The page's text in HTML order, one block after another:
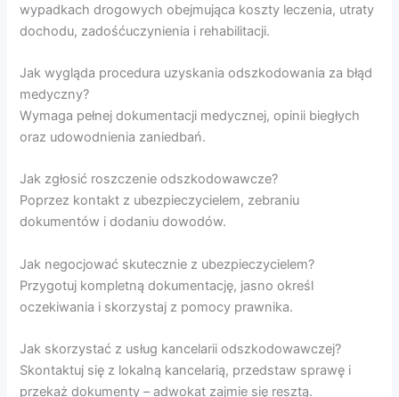
wypadkach drogowych obejmująca koszty leczenia, utraty
dochodu, zadośćuczynienia i rehabilitacji.
Jak wygląda procedura uzyskania odszkodowania za błąd
medyczny?
Wymaga pełnej dokumentacji medycznej, opinii biegłych
oraz udowodnienia zaniedbań.
Jak zgłosić roszczenie odszkodowawcze?
Poprzez kontakt z ubezpieczycielem, zebraniu
dokumentów i dodaniu dowodów.
Jak negocjować skutecznie z ubezpieczycielem?
Przygotuj kompletną dokumentację, jasno określ
oczekiwania i skorzystaj z pomocy prawnika.
Jak skorzystać z usług kancelarii odszkodowawczej?
Skontaktuj się z lokalną kancelarią, przedstaw sprawę i
przekaż dokumenty – adwokat zajmie się resztą.